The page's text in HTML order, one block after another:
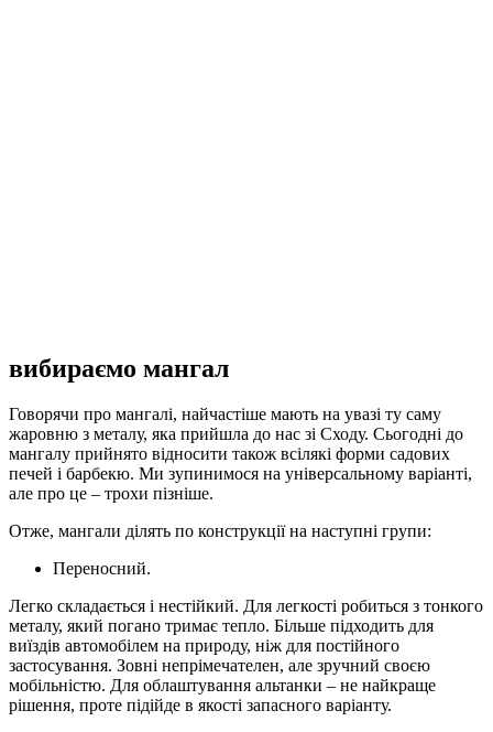
вибираємо мангал
Говорячи про мангалі, найчастіше мають на увазі ту саму
жаровню з металу, яка прийшла до нас зі Сходу. Сьогодні до
мангалу прийнято відносити також всілякі форми садових
печей і барбекю. Ми зупинимося на універсальному варіанті,
але про це – трохи пізніше.
Отже, мангали ділять по конструкції на наступні групи:
Переносний.
Легко складається і нестійкий. Для легкості робиться з тонкого
металу, який погано тримає тепло. Більше підходить для
виїздів автомобілем на природу, ніж для постійного
застосування. Зовні непрімечателен, але зручний своєю
мобільністю. Для облаштування альтанки – не найкраще
рішення, проте підійде в якості запасного варіанту.